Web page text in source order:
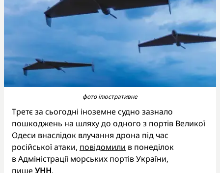
фото ілюстративне
Третє за сьогодні іноземне судно зазнало
пошкоджень на шляху до одного з портів Великої
Одеси внаслідок влучання дрона під час
російської атаки, повідомили в понеділок
в Адміністрації морських портів України,
пише УНН.